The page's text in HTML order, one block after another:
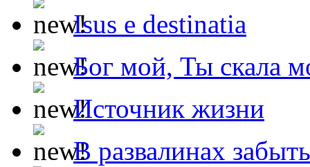
Isus e destinatia
Бог мой, Ты скала
Источник жизни
В развалинах